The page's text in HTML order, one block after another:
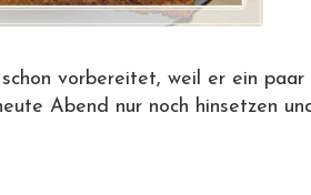
vorbereitet, weil er ein paar
Abend nur noch hinsetzen